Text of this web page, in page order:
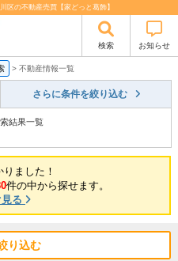
区の不動産売買【家どっと葛飾】
検索 お知らせ
> 不動産情報一覧
さらに条件を絞り込む
結果一覧
りました！
件の中から探せます。
る
り込む